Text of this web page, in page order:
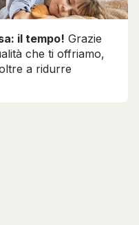
il tempo! Grazie
che ti offriamo,
a ridurre